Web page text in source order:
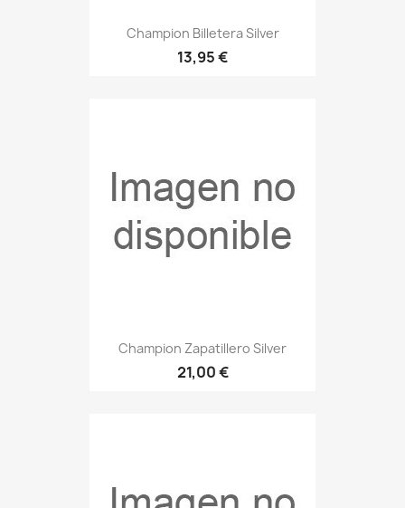
Champion Billetera Silver
13,95 €
Champion Zapatillero Silver
21,00 €